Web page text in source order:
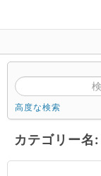
高度な検索
カテゴリー名